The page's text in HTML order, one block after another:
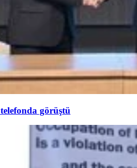
görüştü